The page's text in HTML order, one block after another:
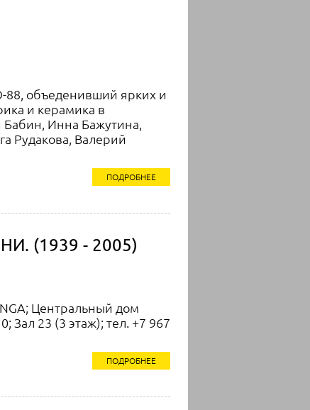
88, объеденивший ярких и
и керамика в
Бабин, Инна Бажутина,
Рудакова, Валерий
ПОДРОБНЕЕ
(1939 - 2005)
Центральный дом
Зал 23 (3 этаж); тел. +7 967
ПОДРОБНЕЕ